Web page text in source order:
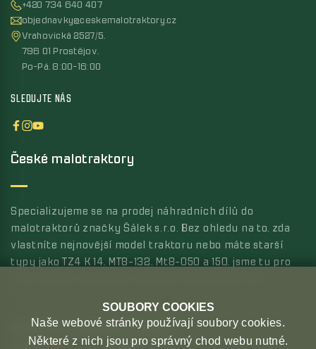
+420 734 640 407
objednavky@ceskemalotraktory.cz
Vrahovická 2527/5,
796 01 Prostějov,
Po-Pá, 8:00-16:00
SLEDUJTE NÁS
České malotraktory
Specializujeme se na prodej náhradních dílů do
malotraktorů značky Šálek s.r.o. Bez ohledu na to, zda
vlastníte nejnovější model traktoru nebo máte starší
typy jako TZ4 K 14, MT8-132, Mt8-050 a 150, jsme tu pro
MOŽNOSTI PLATBYMOŽNOSTI DOPRAVY
SOUBORY COOKIES
Naše webové stránky používají soubory cookies.
Některé z nich jsou pro správný chod webu nutné.